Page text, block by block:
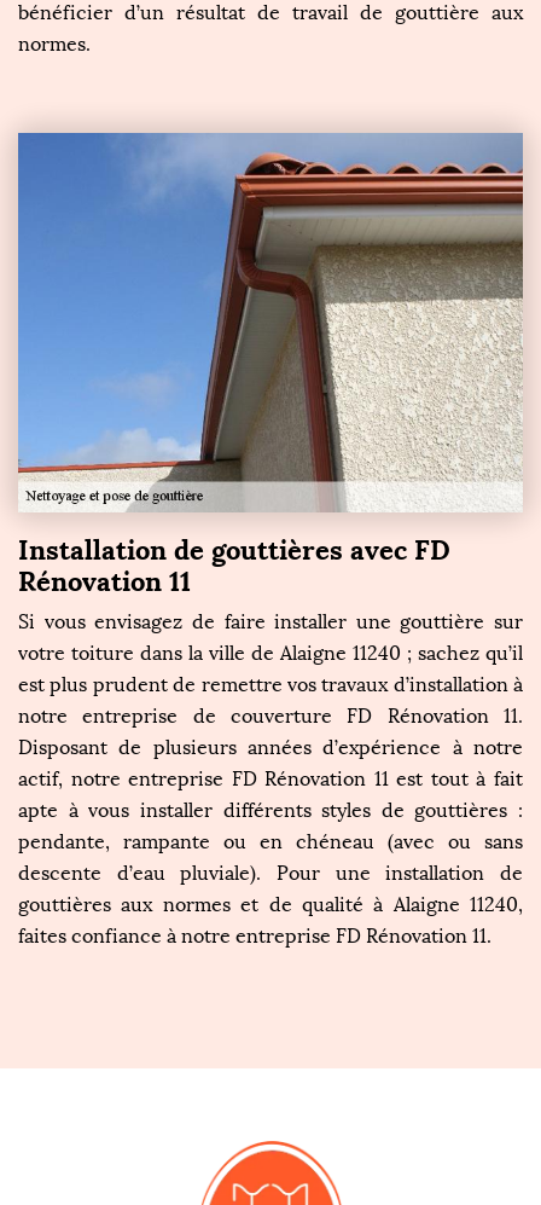
bénéficier d’un résultat de travail de gouttière aux
normes.
Installation de gouttières avec FD
Rénovation 11
Si vous envisagez de faire installer une gouttière sur
votre toiture dans la ville de Alaigne 11240 ; sachez qu’il
est plus prudent de remettre vos travaux d’installation à
notre entreprise de couverture FD Rénovation 11.
Disposant de plusieurs années d’expérience à notre
actif, notre entreprise FD Rénovation 11 est tout à fait
apte à vous installer différents styles de gouttières :
pendante, rampante ou en chéneau (avec ou sans
descente d’eau pluviale). Pour une installation de
gouttières aux normes et de qualité à Alaigne 11240,
faites confiance à notre entreprise FD Rénovation 11.